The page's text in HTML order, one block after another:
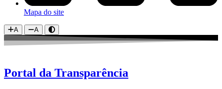
Mapa do site
A A
Portal da Transparência